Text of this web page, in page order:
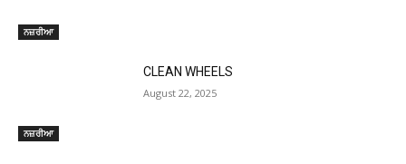
ਨਜ਼ਰੀਆ
ਨਜ਼ਰੀਆ
CLEAN WHEELS
August 22, 2025